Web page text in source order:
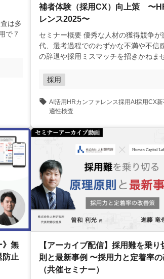
で７
補者体験（採用CX）向上策 〜
レンス2025〜
セミナー概要 優秀な人材の獲得競争が激化する現
代、選考過程でのわずかな不満や不信
の辞退や採用ミスマッチを招きかねま
採用
AI活用 HRカンファレンス採用AI 採用CX
適性検査
》無
防止
【アーカイブ配信】採用難を乗り
則と最新事例 〜採用力と定着率
（共催セミナー）